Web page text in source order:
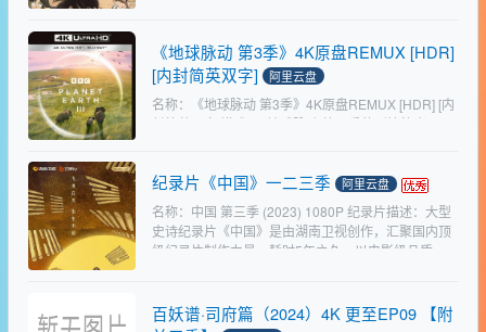
时不幸被团伙成员发现，击晕后喂了神奇的药水，
工…
《地球脉动 第3季》4K原盘REMUX [HDR]
[内封简英双字]
阿里云盘
名称：《地球脉动 第3季》4K原盘REMUX [HDR] [内
封简英双字]描述：?地球脉动 第三季的剧情简介 · · · ·
纪录片《中国》一二三季 阿里云盘
名称：中国 第三季 (2023) 1080P 纪录片描述：大型
史诗纪录片《中国》是由湖南卫视创作，汇聚国内顶
级纪录片制作力量，耗时5年之久，以电影级品质、
百妖谱·司府篇（2024）4K 更至EP09 【附